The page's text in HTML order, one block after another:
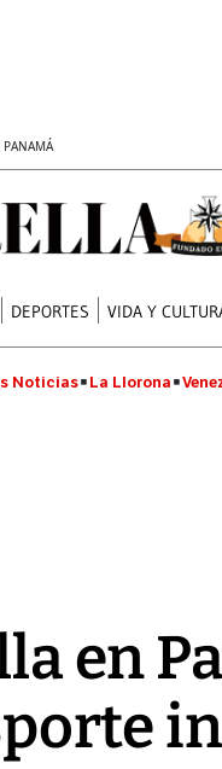
DEPORTES VIDA Y
Noticias La Llorona
en